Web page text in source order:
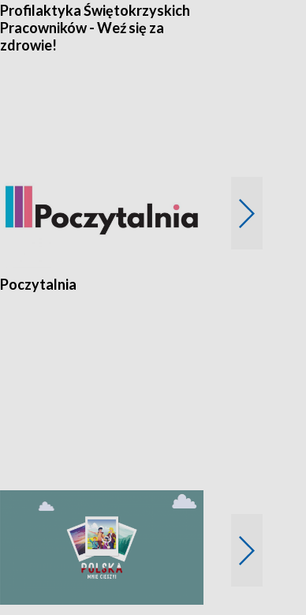
Profilaktyka Świętokrzyskich
Pracowników - Weź się za
zdrowie!
Poczytalnia